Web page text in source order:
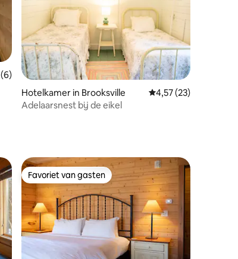
beoordeling van 5 uit 5, 6 recensies
Hotelkamer in Brooksville Gemiddelde
4,57 (23)
Adelaarsnest bij de eikel
Favoriet van gasten
Favoriet van gasten